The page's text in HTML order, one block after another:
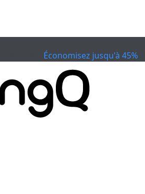
Économisez jusqu'à 45%